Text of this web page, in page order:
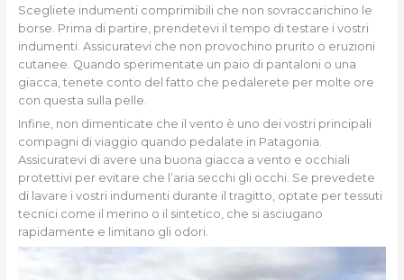
Scegliete indumenti comprimibili che non sovraccarichino le
borse. Prima di partire, prendetevi il tempo di testare i vostri
indumenti. Assicuratevi che non provochino prurito o eruzioni
cutanee. Quando sperimentate un paio di pantaloni o una
giacca, tenete conto del fatto che pedalerete per molte ore
con questa sulla pelle.
Infine, non dimenticate che il vento è uno dei vostri principali
compagni di viaggio quando pedalate in Patagonia.
Assicuratevi di avere una buona giacca a vento e occhiali
protettivi per evitare che l’aria secchi gli occhi. Se prevedete
di lavare i vostri indumenti durante il tragitto, optate per tessuti
tecnici come il merino o il sintetico, che si asciugano
rapidamente e limitano gli odori.